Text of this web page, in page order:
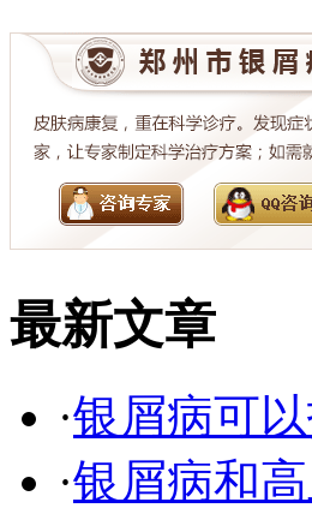
最新文章
·银屑病可
·银屑病和